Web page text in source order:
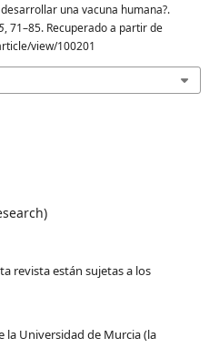
una vacuna humana?.
, 71–85. Recuperado a partir de
view/100201
revista están sujetas a los
la Universidad de Murcia (la